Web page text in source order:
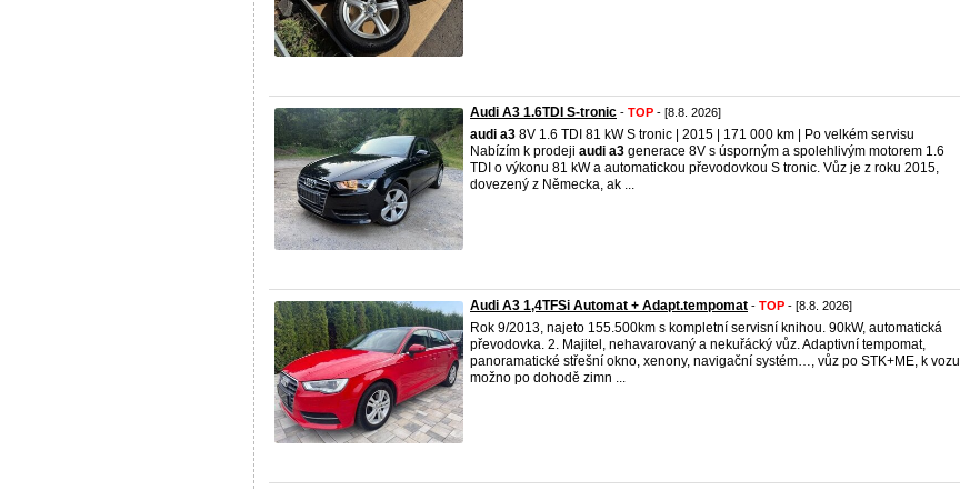
Audi A3 1.6TDI S-tronic - TOP - [8.8. 2026]
audi a3 8V 1.6 TDI 81 kW S tronic | 2015 | 171 000 km | Po velkém servisu
Nabízím k prodeji audi a3 generace 8V s úsporným a spolehlivým motorem 1.6
TDI o výkonu 81 kW a automatickou převodovkou S tronic. Vůz je z roku 2015,
dovezený z Německa, ak ...
Audi A3 1,4TFSi Automat + Adapt.tempomat - TOP - [8.8. 2026]
Rok 9/2013, najeto 155.500km s kompletní servisní knihou. 90kW, automatická
převodovka. 2. Majitel, nehavarovaný a nekuřácký vůz. Adaptivní tempomat,
panoramatické střešní okno, xenony, navigační systém…, vůz po STK+ME, k vozu
možno po dohodě zimn ...